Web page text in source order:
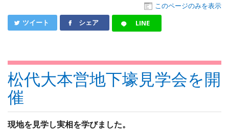
このページのみを表示
ツイート シェア LINE
松代大本営地下壕見学会を開
催
現地を見学し実相を学びました。